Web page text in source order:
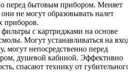
перед бытовым прибором. Меняет
не могут образовывать налет
приборов.
с картриджами на основе
Могут устанавливаться на
могут непосредственно перед
душевой кабиной. Эффективно
спасают технику от